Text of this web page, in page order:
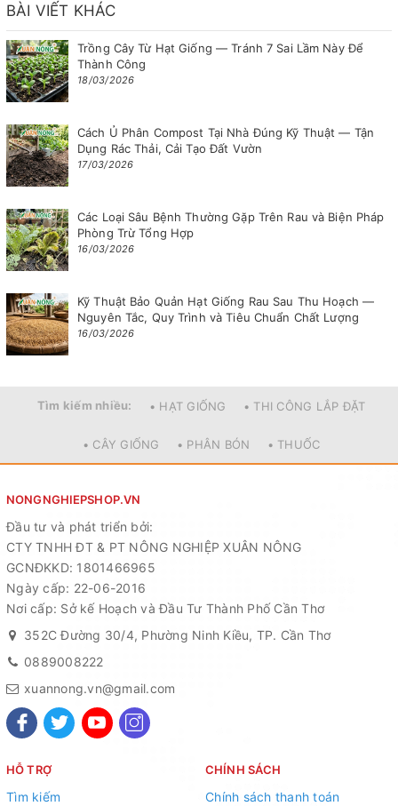
BÀI VIẾT KHÁC
Trồng Cây Từ Hạt Giống — Tránh 7 Sai Lầm Này Để
Thành Công
18/03/2026
Cách Ủ Phân Compost Tại Nhà Đúng Kỹ Thuật — Tận
Dụng Rác Thải, Cải Tạo Đất Vườn
17/03/2026
Các Loại Sâu Bệnh Thường Gặp Trên Rau và Biện Pháp
Phòng Trừ Tổng Hợp
16/03/2026
Kỹ Thuật Bảo Quản Hạt Giống Rau Sau Thu Hoạch —
Nguyên Tắc, Quy Trình và Tiêu Chuẩn Chất Lượng
16/03/2026
Tìm kiếm nhiều: • HẠT GIỐNG • THI CÔNG LẮP ĐẶT
• CÂY GIỐNG • PHÂN BÓN • THUỐC
NONGNGHIEPSHOP.VN
Đầu tư và phát triển bởi:
CTY TNHH ĐT & PT NÔNG NGHIỆP XUÂN NÔNG
GCNĐKKD: 1801466965
Ngày cấp: 22-06-2016
Nơi cấp: Sở kế Hoạch và Đầu Tư Thành Phố Cần Thơ
352C Đường 30/4, Phường Ninh Kiều, TP. Cần Thơ
0889008222
xuannong.vn@gmail.com
HỖ TRỢ
Tìm kiếm
CHÍNH SÁCH
Chính sách thanh toán